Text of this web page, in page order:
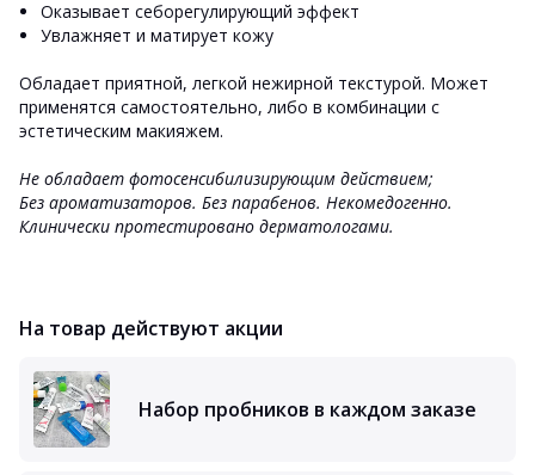
Оказывает себорегулирующий эффект
Увлажняет и матирует кожу
Обладает приятной, легкой нежирной текстурой. Может
применятся самостоятельно, либо в комбинации с
эстетическим макияжем.
Не обладает фотосенсибилизирующим действием;
Без ароматизаторов. Без парабенов. Некомедогенно.
Клинически протестировано дерматологами.
На товар действуют акции
Набор пробников в каждом заказе